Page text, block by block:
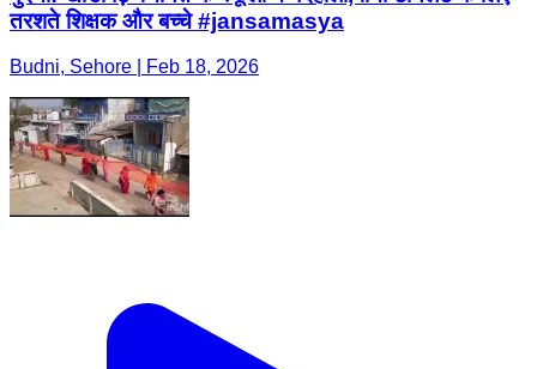
तरशते शिक्षक और बच्चे #jansamasya
Budni, Sehore | Feb 18, 2026